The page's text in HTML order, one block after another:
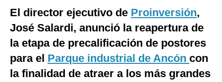
Mundo
EEUU
México
El director ejecutivo de Proinversión,
José Salardi, anunció la reapertura de
la etapa de precalificación de postores
para el Parque industrial de Ancón con
la finalidad de atraer a los más grandes